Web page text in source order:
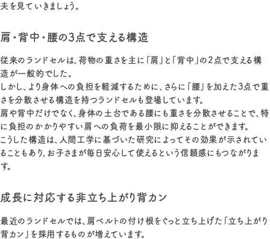
夫を見ていきましょう。
肩・背中・腰の3点で支える構造
従来のランドセルは、荷物の重さを主に「肩」と「背中」の2点で支える構
造が一般的でした。
しかし、より身体への負担を軽減するために、さらに「腰」を加えた3点で重
さを分散させる構造を持つランドセルも登場しています。
肩や背中だけでなく、身体の土台である腰にも重さを分散させることで、特
に負担のかかりやすい肩への負荷を最小限に抑えることができます。
こうした構造は、人間工学に基づいた研究によってその効果が示されてい
ることもあり、お子さまが毎日安心して使えるという信頼感にもつながりま
す。
成長に対応する非立ち上がり背カン
最近のランドセルでは、肩ベルトの付け根をぐっと立ち上げた「立ち上がり
背カン」を採用するものが増えています。